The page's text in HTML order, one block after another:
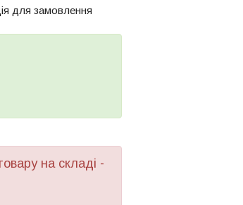
для замовлення
на складі -